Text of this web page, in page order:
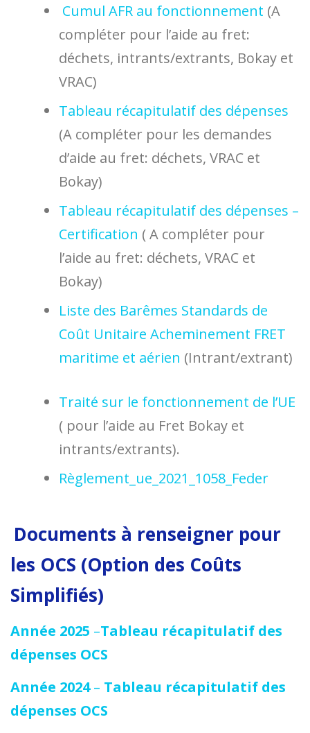
Cumul AFR au fonctionnement (A
compléter pour l’aide au fret:
déchets, intrants/extrants, Bokay et
VRAC)
Tableau récapitulatif des dépenses
(A compléter pour les demandes
d’aide au fret: déchets, VRAC et
Bokay)
Tableau récapitulatif des dépenses –
Certification ( A compléter pour
l’aide au fret: déchets, VRAC et
Bokay)
Liste des Barêmes Standards de
Coût Unitaire Acheminement FRET
maritime et aérien (Intrant/extrant)
Traité sur le fonctionnement de l’UE
( pour l’aide au Fret Bokay et
intrants/extrants).
Règlement_ue_2021_1058_Feder
Documents à renseigner pour
les OCS (Option des Coûts
Simplifiés)
Année 2025 –Tableau récapitulatif des
dépenses OCS
Année 2024– Tableau récapitulatif des
dépenses OCS